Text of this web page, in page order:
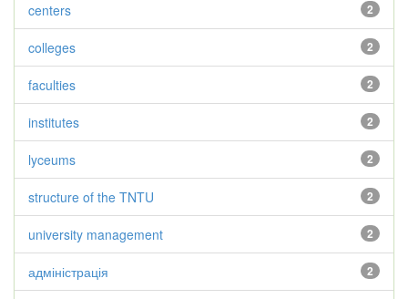
2
centers
2
colleges
2
faculties
2
institutes
2
lyceums
2
structure of the TNTU
2
university management
2
адміністрація